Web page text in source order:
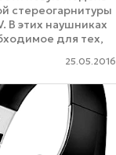
стереогарнитуры
В этих наушниках
для тех,
образ жизни,
связь и хороший
B265MV
...
25.05.2016